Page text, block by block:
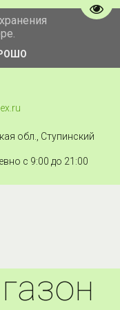
5
,Можайское ш., 41, к
обл., Ступинский
с 9:00 до 21:00